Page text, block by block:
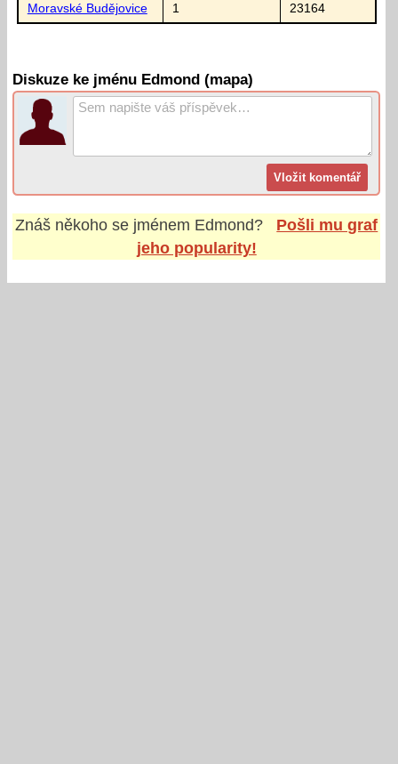
Moravské Budějovice 1 23164
Diskuze ke jménu Edmond (mapa)
Znáš někoho se jménem Edmond?
Pošli mu graf
jeho popularity!